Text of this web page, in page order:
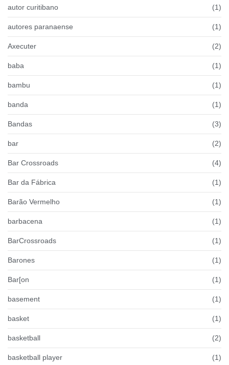
autor curitibano (1)
autores paranaense (1)
Axecuter (2)
baba (1)
bambu (1)
banda (1)
Bandas (3)
bar (2)
Bar Crossroads (4)
Bar da Fábrica (1)
Barão Vermelho (1)
barbacena (1)
BarCrossroads (1)
Barones (1)
Bar[on (1)
basement (1)
basket (1)
basketball (2)
basketball player (1)